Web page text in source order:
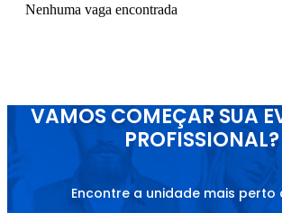
Nenhuma vaga encontrada
VAMOS COMEÇAR SUA
PROFISSIONAL?
Encontre a unidade mais perto